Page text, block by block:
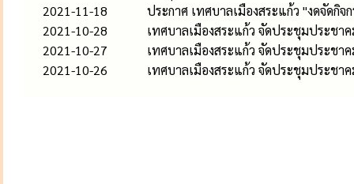
2021-11-18
ประกาศ เทศบาลเมืองสระแก้ว "งดจัดกิ
2021-10-28
เทศบาล​เมือง​สระแก้ว​ จัดประชุมประช
2021-10-27
เทศบาล​เมือง​สระแก้ว​ จัดประชุมประช
2021-10-26
เทศบาล​เมือง​สระแก้ว​ จัดประชุมประช